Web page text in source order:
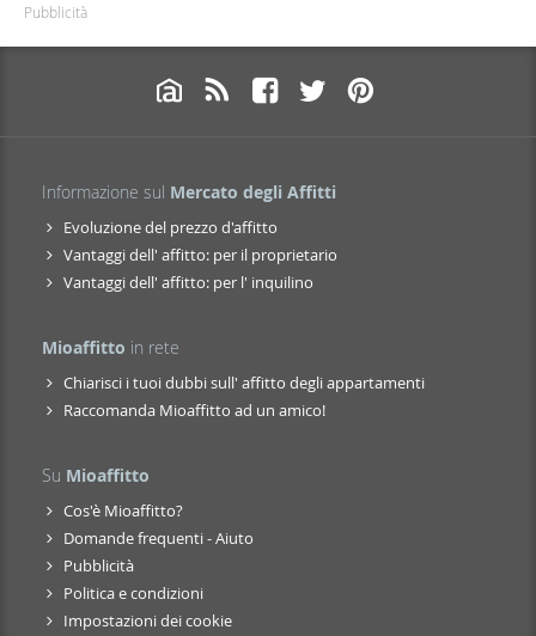
Pubblicità
Informazione sul Mercato degli Affitti
Evoluzione del prezzo d'affitto
Vantaggi dell' affitto: per il proprietario
Vantaggi dell' affitto: per l' inquilino
Mioaffitto in rete
Chiarisci i tuoi dubbi sull' affitto degli appartamenti
Raccomanda Mioaffitto ad un amico!
Su Mioaffitto
Cos'è Mioaffitto?
Domande frequenti - Aiuto
Pubblicità
Politica e condizioni
Impostazioni dei cookie